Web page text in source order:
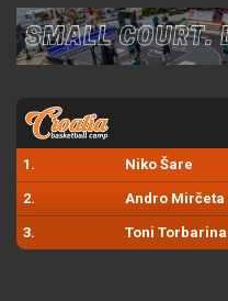
1. Niko Šare
2. Andro Mirčeta
3. Toni Torbarina